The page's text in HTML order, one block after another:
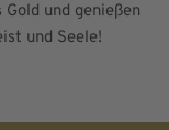
und genießen
und Seele!